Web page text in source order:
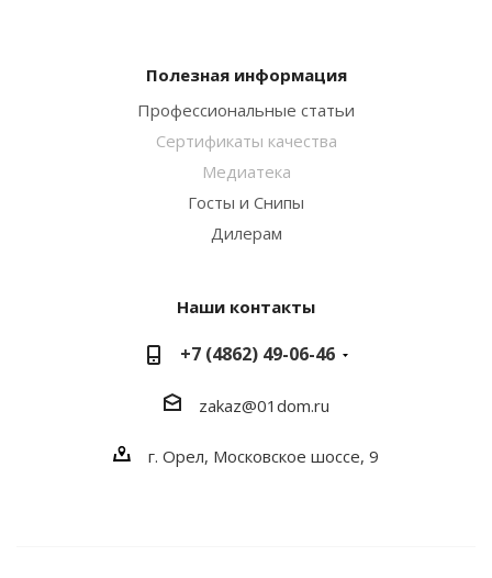
Полезная информация
Профессиональные статьи
Сертификаты качества
Медиатека
Госты и Снипы
Дилерам
Наши контакты
+7 (4862) 49-06-46
zakaz@01dom.ru
г. Орел, Московское шоссе, 9